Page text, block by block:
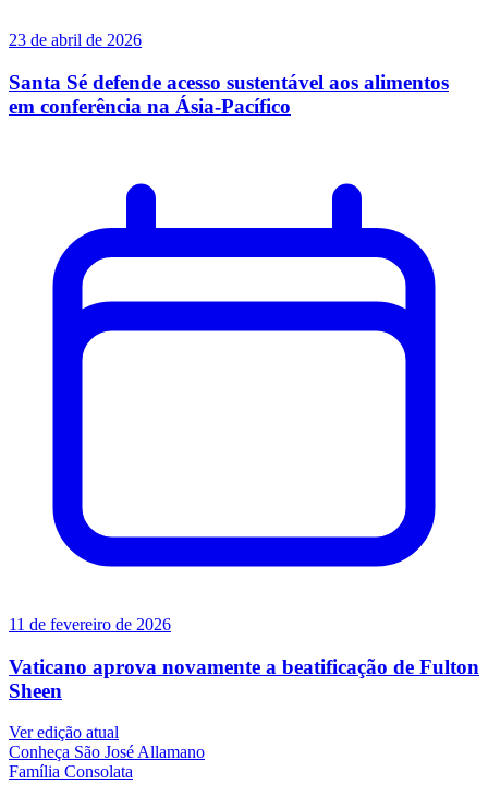
23 de abril de 2026
Santa Sé defende acesso sustentável aos alimentos
em conferência na Ásia-Pacífico
11 de fevereiro de 2026
Vaticano aprova novamente a beatificação de Fulton
Sheen
Ver edição atual
Conheça São José Allamano
Família Consolata